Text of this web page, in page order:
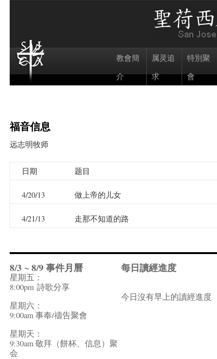
教會簡
介
属灵追
求
特別聚
會
福音信息
远志明牧师
日期 题目
4/20/13 做上帝的儿女
4/21/13 走那不知道的路
8/3 ~ 8/9 事件月曆
星期五：
8:00pm 詩歌分享
星期六：
9:00am 事奉/禱告聚會
星期天：
9:30am 敬拜（餅杯、信息）聚
会
每日讀經進度
今日沒有早上的讀經進度